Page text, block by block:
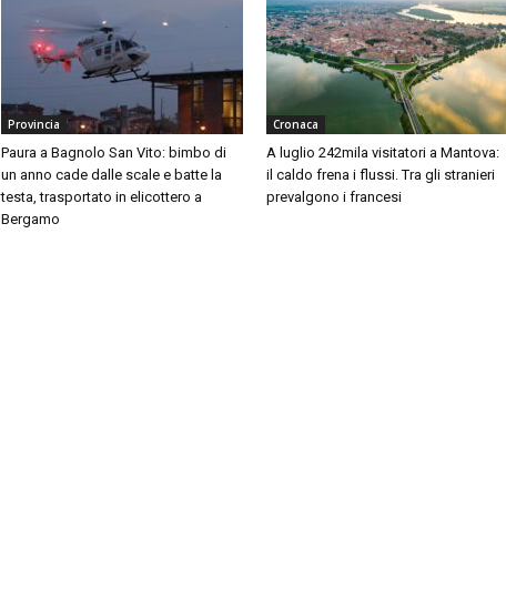
Provincia
Paura a Bagnolo San Vito: bimbo di
un anno cade dalle scale e batte la
testa, trasportato in elicottero a
Bergamo
Cronaca
A luglio 242mila visitatori a Mantova:
il caldo frena i flussi. Tra gli stranieri
prevalgono i francesi